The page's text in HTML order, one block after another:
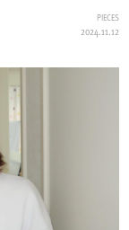
PIECES
2024.11.12